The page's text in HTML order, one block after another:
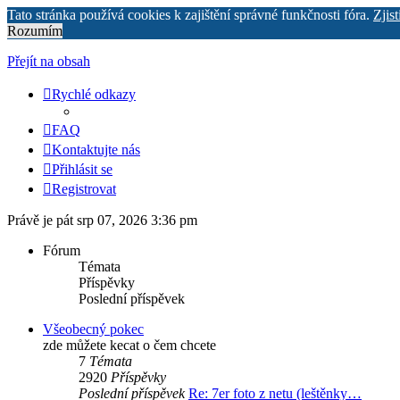
Tato stránka používá cookies k zajištění správné funkčnosti fóra.
Rozumím
Přejít na obsah
Rychlé odkazy
FAQ
Kontaktujte nás
Přihlásit se
Registrovat
Právě je pát srp 07, 2026 3:36 pm
Fórum
Témata
Příspěvky
Poslední příspěvek
Všeobecný pokec
zde můžete kecat o čem chcete
7 Témata
2920 Příspěvky
Poslední příspěvek Re: 7er foto z netu (leštěnky…